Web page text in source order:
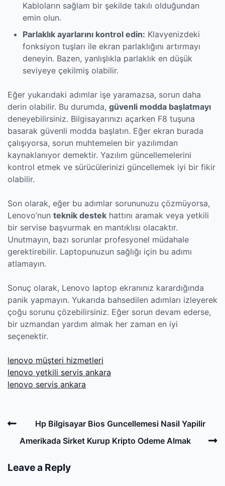
Kabloların sağlam bir şekilde takılı olduğundan
emin olun.
Parlaklık ayarlarını kontrol edin: Klavyenizdeki
fonksiyon tuşları ile ekran parlaklığını artırmayı
deneyin. Bazen, yanlışlıkla parlaklık en düşük
seviyeye çekilmiş olabilir.
Eğer yukarıdaki adımlar işe yaramazsa, sorun daha
derin olabilir. Bu durumda, güvenli modda başlatmayı
deneyebilirsiniz. Bilgisayarınızı açarken F8 tuşuna
basarak güvenli modda başlatın. Eğer ekran burada
çalışıyorsa, sorun muhtemelen bir yazılımdan
kaynaklanıyor demektir. Yazılım güncellemelerini
kontrol etmek ve sürücülerinizi güncellemek iyi bir fikir
olabilir.
Son olarak, eğer bu adımlar sorununuzu çözmüyorsa,
Lenovo’nun teknik destek hattını aramak veya yetkili
bir servise başvurmak en mantıklısı olacaktır.
Unutmayın, bazı sorunlar profesyonel müdahale
gerektirebilir. Laptopunuzun sağlığı için bu adımı
atlamayın.
Sonuç olarak, Lenovo laptop ekranınız karardığında
panik yapmayın. Yukarıda bahsedilen adımları izleyerek
çoğu sorunu çözebilirsiniz. Eğer sorun devam ederse,
bir uzmandan yardım almak her zaman en iyi
seçenektir.
lenovo müşteri hizmetleri
lenovo yetkili servis ankara
lenovo servis ankara
Post
navigation
Previous
Post
Hp Bilgisayar Bios Guncellemesi Nasil Yapilir
Amerikada Sirket Kurup Kripto Odeme Almak
Leave a Reply